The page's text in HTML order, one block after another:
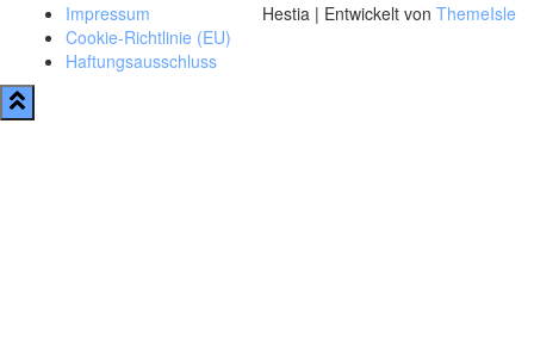
Impressum
Cookie-Richtlinie (EU)
Haftungsausschluss
Hestia | Entwickelt von ThemeIsle